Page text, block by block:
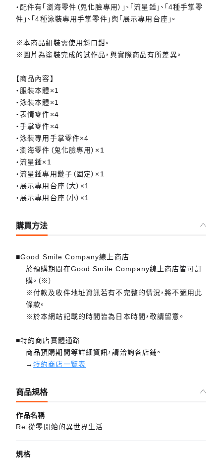
・配件有「瀏海零件（鬼化臉專用）」、「流星錘」、「4種手掌零
件」、「4種泳裝專用手掌零件」與「展示專用台座」。
※本商品組裝需使用斜口鉗。
※圖片為塗裝完成的試作品，與實際商品有所差異。
【商品內容】
・服裝本體×1
・泳裝本體×1
・表情零件×4
・手掌零件×4
・泳裝專用手掌零件×4
・瀏海零件（鬼化臉專用）×1
・流星錘×1
・流星錘專用鏈子（固定）×1
・展示專用台座（大）×1
・展示專用台座（小）×1
購買方法
■Good Smile Company線上商店
於預購期間在Good Smile Company線上商店皆可訂
購。（※）
※付款及收件地址資訊若有不完整的情況，將不適用此
條款。
※於本網站記載的時間皆為日本時間，敬請留意。
■特約商店實體通路
商品預購期間等詳細資訊，請洽詢各店鋪。
→特約商店一覽表
商品規格
作品名稱
Re:從零開始的異世界生活
規格